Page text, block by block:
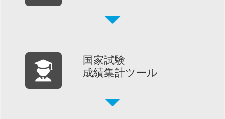
国家試験
成績集計ツール